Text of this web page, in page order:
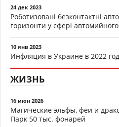
24 дек 2023
Роботизовані безконтактні
горизонти у сфері автомийного
10 янв 2023
Инфляция в Украине в 2022
ЖИЗНЬ
16 июн 2026
Магические эльфы, феи и
Парк 50 тыс. фонарей